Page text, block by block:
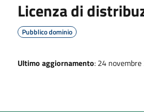
Licenza di
Pubblico dominio
Ultimo aggiornamento: 24